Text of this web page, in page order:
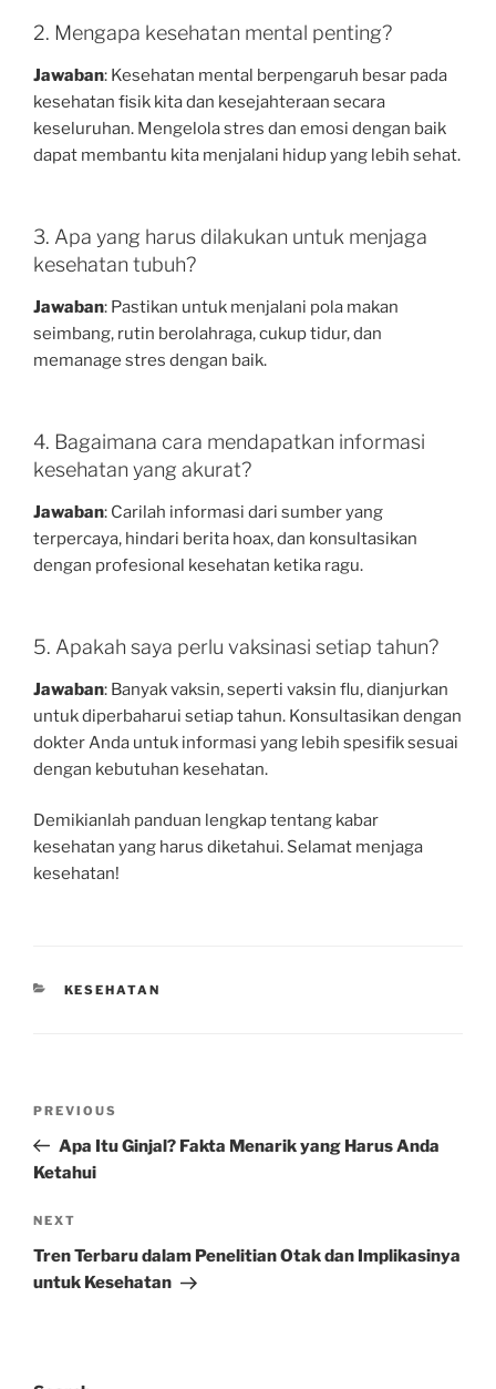
2. Mengapa kesehatan mental penting?
Jawaban: Kesehatan mental berpengaruh besar pada
kesehatan fisik kita dan kesejahteraan secara
keseluruhan. Mengelola stres dan emosi dengan baik
dapat membantu kita menjalani hidup yang lebih sehat.
3. Apa yang harus dilakukan untuk menjaga
kesehatan tubuh?
Jawaban: Pastikan untuk menjalani pola makan
seimbang, rutin berolahraga, cukup tidur, dan
memanage stres dengan baik.
4. Bagaimana cara mendapatkan informasi
kesehatan yang akurat?
Jawaban: Carilah informasi dari sumber yang
terpercaya, hindari berita hoax, dan konsultasikan
dengan profesional kesehatan ketika ragu.
5. Apakah saya perlu vaksinasi setiap tahun?
Jawaban: Banyak vaksin, seperti vaksin flu, dianjurkan
untuk diperbaharui setiap tahun. Konsultasikan dengan
dokter Anda untuk informasi yang lebih spesifik sesuai
dengan kebutuhan kesehatan.
Demikianlah panduan lengkap tentang kabar
kesehatan yang harus diketahui. Selamat menjaga
kesehatan!
CATEGORIES
KESEHATAN
Previous
Post
PREVIOUS
Apa Itu Ginjal? Fakta Menarik yang Harus Anda
Ketahui
Next
Post
NEXT
Tren Terbaru dalam Penelitian Otak dan Implikasinya
untuk Kesehatan